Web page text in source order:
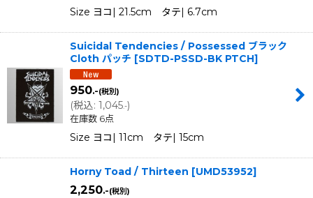
Size ヨコ| 21.5cm タテ| 6.7cm
Suicidal Tendencies / Possessed ブラック
Cloth パッチ [SDTD-PSSD-BK PTCH]
950.-(税別)
(税込: 1,045.-)
在庫数 6点
Size ヨコ| 11cm タテ| 15cm
Horny Toad / Thirteen [UMD53952]
2,250.-(税別)